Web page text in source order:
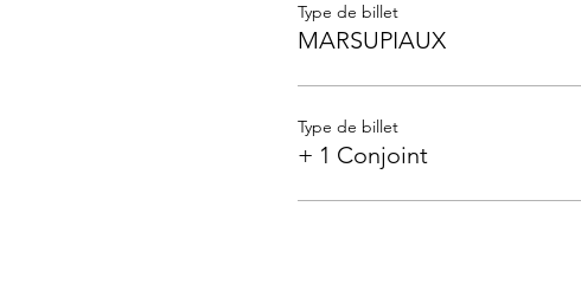
Type de billet
MARSUPIAUX
Type de billet
+ 1 Conjoint